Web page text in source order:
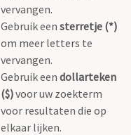
vervangen.
Gebruik een sterretje (*)
om meer letters te
vervangen.
Gebruik een dollarteken
($)voor uw zoekterm
voor resultaten die op
elkaar lijken.